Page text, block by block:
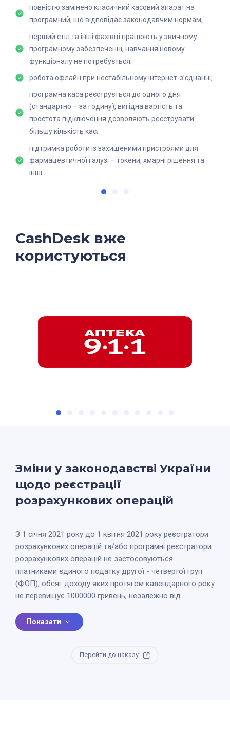
повністю замінено класичний касовий апарат на
програмний, що відповідає законодавчим нормам;
перший стіл та інші фахівці працюють у звичному
програмному забезпеченні, навчання новому
функціоналу не потребується;
робота офлайн при нестабільному інтернет-з’єднанні;
програмна каса реєструється до одного дня
(стандартно – за годину), вигідна вартість та
простота підключення дозволяють реєструвати
більшу кількість кас;
підтримка роботи із захищеними пристроями для
фармацевтичної галузі – токени, хмарні рішення та
інші.
повністю замінено класичний касовий апарат на
програмний;
навчання робітників займає менше часу, завдяки
роботі у звичній їм CRM;
клієнта на e-mail, SMS, сканується QR-код. З ПРРО
друк чеків тепер не обов’язковий (клієнт може
отримати або е-чек, або роздрукований) і можливий
не тільки на принтері чеків як раніше, але і на
звичайному.
повноцінне робоче місце касира обмінного пункту у
веб сервісі CashDesk без додаткових завантажень, як
альтернативне рішення;
робота сервісу 24/7 з можливістю роботи офлайн;
(стандартно – за годину).
CashDesk вже
користуються
Зміни у законодавстві України
щодо реєстрації
розрахункових операцій
З 1 січня 2021 року до 1 квітня 2021 року реєстратори
розрахункових операцій та/або програмні реєстратори
розрахункових операцій не застосовуються
платниками єдиного податку другої - четвертої груп
(ФОП), обсяг доходу яких протягом календарного року
не перевищує 1000000 гривень, незалежно від
- реалізацію технічно складних побутових товарів, що
Показати
Перейти до наказу